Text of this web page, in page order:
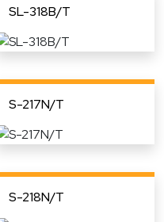
SL-318B/T
S-217N/T
S-218N/T